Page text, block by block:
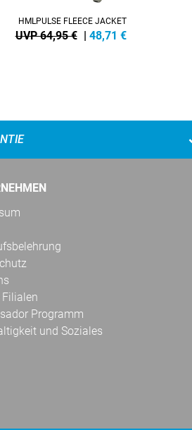
HMLPULSE FLEECE JACKET
UVP 64,95 € | 48,71 €
Filialen
Programm
und Soziales